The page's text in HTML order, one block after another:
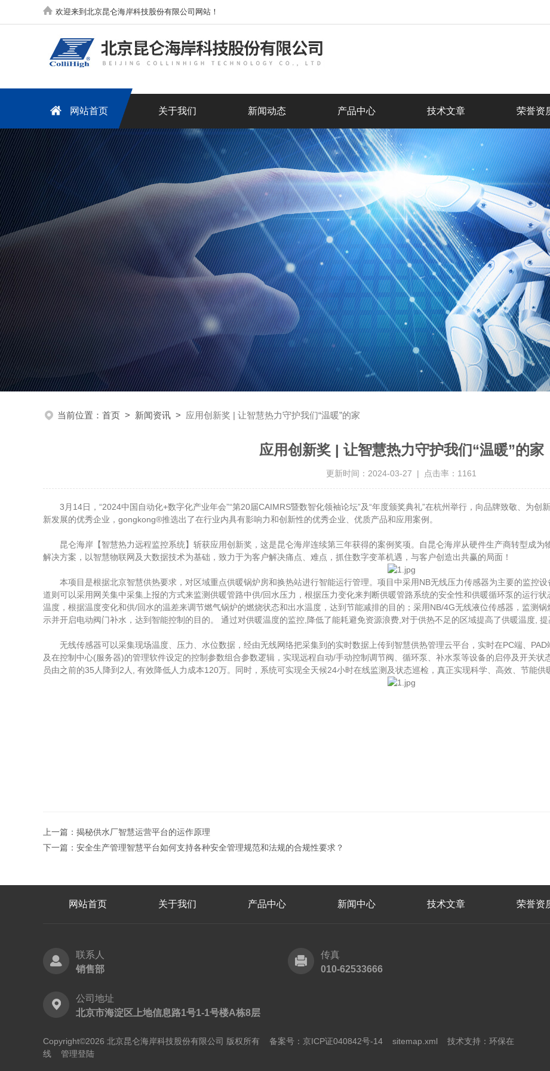
欢迎来到北京昆仑海岸科技股份有限公司网站！
网站首页 关于我们 新闻动态 产品中心 技术文章 荣誉资
当前位置： 首页 > 新闻资讯 > 应用创新奖 | 让智慧热力守护我们“温暖”的家
应用创新奖 | 让智慧热力守护我们“温暖”的家
更新时间：2024-03-27 | 点击率：1161
3月14日，“2024中国自动化+数字化产业年会”“第20届CAIMRS暨数智化领袖论坛”及“年度颁奖典礼”在杭州举行，向品牌致敬、为创
新发展的优秀企业，gongkong®推选出了在行业内具有影响力和创新性的优秀企业、优质产品和应用案例。
昆仑海岸【智慧热力远程监控系统】斩获应用创新奖，这是昆仑海岸连续第三年获得的案例奖项。自昆仑海岸从硬件生产商转型成为
解决方案，以智慧物联网及大数据技术为基础，致力于为客户解决痛点、难点，抓住数字变革机遇，与客户创造出共赢的局面！
本项目是根据北京智慧供热要求，对区域重点供暖锅炉房和换热站进行智能运行管理。项目中采用NB无线压力传感器为主要的监控设
道则可以采用网关集中采集上报的方式来监测供暖管路中供/回水压力，根据压力变化来判断供暖管路系统的安全性和供暖循环泵的运行
温度，根据温度变化和供/回水的温差来调节燃气锅炉的燃烧状态和出水温度，达到节能减排的目的；采用NB/4G无线液位传感器，监测
示并开启电动阀门补水，达到智能控制的目的。 通过对供暖温度的监控,降低了能耗避免资源浪费,对于供热不足的区域提高了供暖温度, 提
无线传感器可以采集现场温度、压力、水位数据，经由无线网络把采集到的实时数据上传到智慧供热管理云平台，实时在PC端、PAD
及在控制中心(服务器)的管理软件设定的控制参数组合参数逻辑，实现远程自动/手动控制调节阀、循环泵、补水泵等设备的启停及开关
员由之前的35人降到2人, 有效降低人力成本120万。同时，系统可实现全天候24小时在线监测及状态巡检，真正实现科学、高效、节能供
上一篇： 揭秘供水厂智慧运营平台的运作原理
下一篇： 安全生产管理智慧平台如何支持各种安全管理规范和法规的合规性要求？
网站首页 关于我们 产品中心 新闻中心 技术文章 荣誉资
联系人
销售部
传真
010-62533666
公司地址
北京市海淀区上地信息路1号1-1号楼A栋8层
Copyright©2026 北京昆仑海岸科技股份有限公司 版权所有 备案号：京ICP证040842号-14 sitemap.xml 技术支持： 环保在
线
管理登陆